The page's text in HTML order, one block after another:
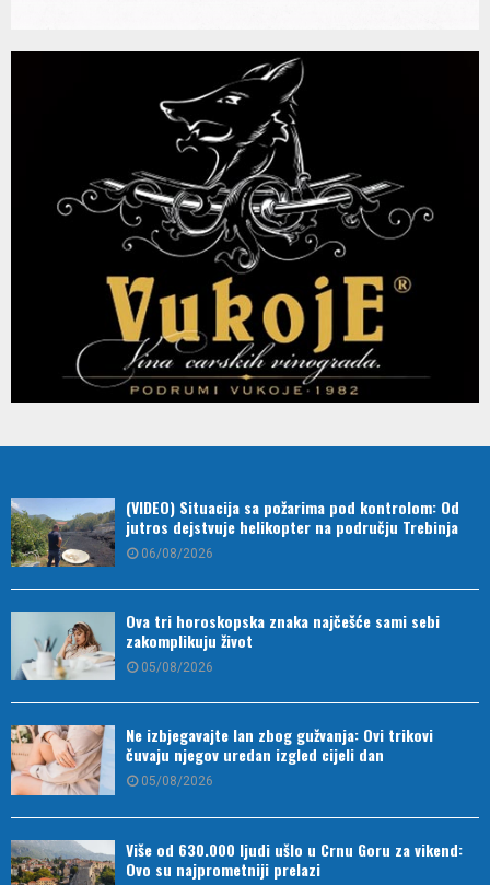
(VIDEO) Situacija sa požarima pod kontrolom: Od
jutros dejstvuje helikopter na području Trebinja
06/08/2026
Ova tri horoskopska znaka najčešće sami sebi
zakomplikuju život
05/08/2026
Ne izbjegavajte lan zbog gužvanja: Ovi trikovi
čuvaju njegov uredan izgled cijeli dan
05/08/2026
Više od 630.000 ljudi ušlo u Crnu Goru za vikend:
Ovo su najprometniji prelazi